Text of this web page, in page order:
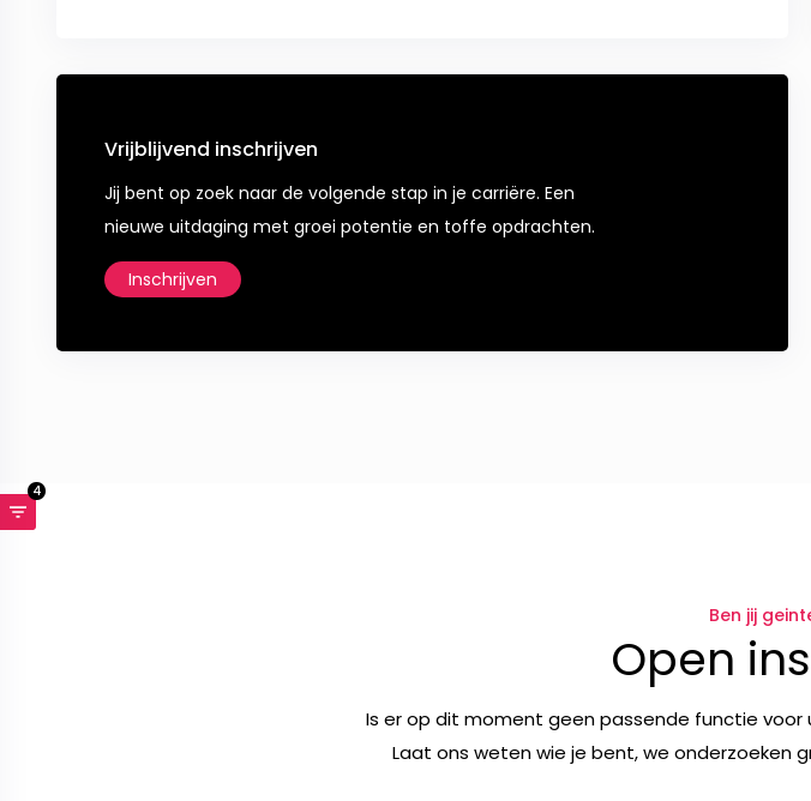
Vrijblijvend inschrijven
Jij bent op zoek naar de volgende stap in je carriëre. Een
nieuwe uitdaging met groei potentie en toffe opdrachten.
Inschrijven
4
Ben jij
Open
Is er op dit moment geen passende functie
Laat ons weten wie je bent, we onderzoeken